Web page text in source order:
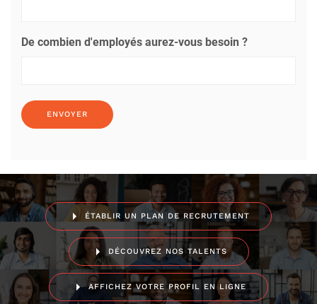
De combien d'employés aurez-vous besoin ?
ÉTABLIR UN PLAN DE RECRUTEMENT
DÉCOUVREZ NOS TALENTS
AFFICHEZ VOTRE PROFIL EN LIGNE